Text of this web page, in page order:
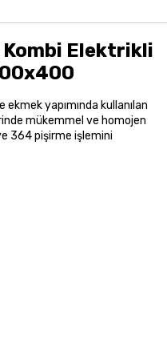
Kombi Elektrikli
ekmek yapımında kullanılan
mükemmel ve homojen
364 pişirme işlemini